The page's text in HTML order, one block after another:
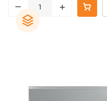
– +